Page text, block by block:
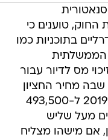
החוק, טוענים כי
בתוכניות כמו
הממשלתית
מס לדיור עבור
מחיר החציון
של בית פרטי כמעט הוכפל מאז 2019 ל-493,500
מעל שליש
אם מישהו מצליח